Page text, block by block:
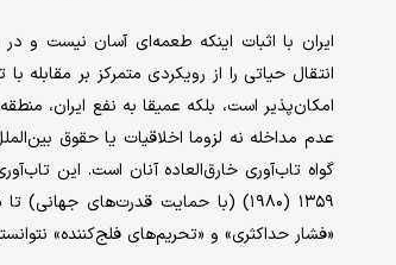
ایران با اثبات اینکه طعمه‌ای آسان نیست و
انتقال حیاتی را از رویکردی متمرکز بر
امکان‌پذیر است، بلکه عمیقا به نفع ایران،
عدم مداخله نه لزوما اخلاقیات یا حقوق
گواه تاب‌آوری خارق‌العاده آنان است. این
۱۳۵۹ (۱۹۸۰) (با حمایت قدرت‌های
«فشار حداکثری» و «تحریم‌های فلج‌کننده»